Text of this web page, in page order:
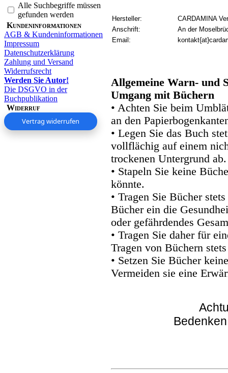
Alle Suchbegriffe müssen
gefunden werden
Kundeninformationen
AGB & Kundeninformationen
Impressum
Datenschutzerklärung
Zahlung und Versand
Widerrufsrecht
Werden Sie Autor!
Die DSGVO in der
Buchpublikation
Widerruf
Vertrag widerrufen
Hersteller:
CARDAMINA
Anschrift:
An der
Email:
Allgemeine Warn- und
Umgang mit Büchern
• Achten Sie beim
an den
• Legen Sie das Buch
vollflächig auf einem
trockenen Untergrund ab.
• Stapeln Sie keine
könnte.
• Tragen Sie Bücher
Bücher ein die
oder gefährdendes
• Tragen Sie daher für
Tragen von Büchern
• Setzen Sie Bücher
Vermeiden sie eine